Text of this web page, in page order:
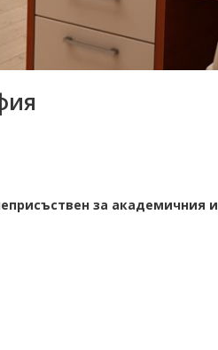
за академичния и